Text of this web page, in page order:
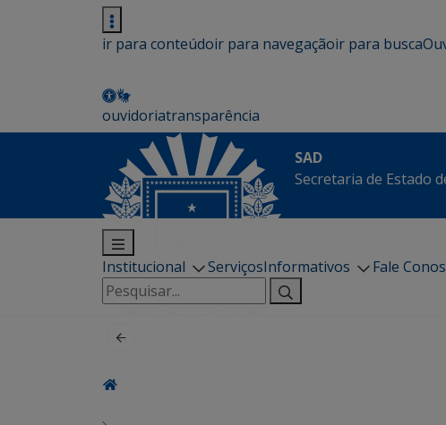
ir para conteúdoir para navegaçãoir para busca
ouvidoriatransparência
SAD
Secretaria de Estado
Institucional ServiçosInformativos Fale
Pesquisar
por: